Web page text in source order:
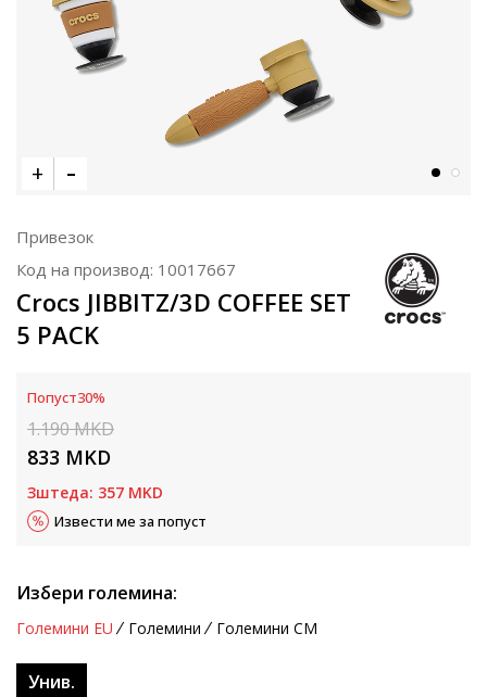
Привезок
Код на производ: 10017667
Crocs JIBBITZ/3D COFFEE SET
5 PACK
Попуст30%
1.190MKD
833 MKD
Зштеда: 357 MKD
Извести ме за попуст
Избери големина:
Големини EU Големини Големини CM
Унив.